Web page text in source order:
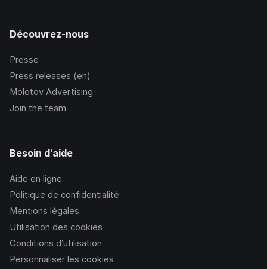
Découvrez-nous
Presse
Press releases (en)
Molotov Advertising
Join the team
Besoin d'aide
Aide en ligne
Politique de confidentialité
Mentions légales
Utilisation des cookies
Conditions d’utilisation
Personnaliser les cookies